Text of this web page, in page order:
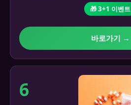
🎁 3+1 이벤트
바로가기 →
6